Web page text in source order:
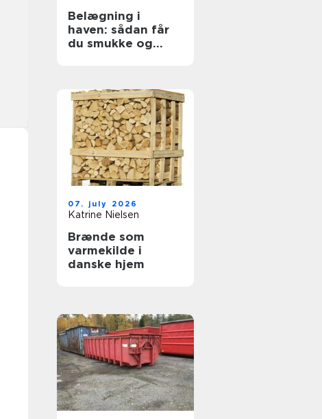
Belægning i
haven: sådan får
du smukke og
07. july 2026
Katrine Nielsen
Brænde som
varmekilde i
danske hjem